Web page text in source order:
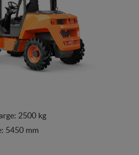
2500 kg
5450 mm